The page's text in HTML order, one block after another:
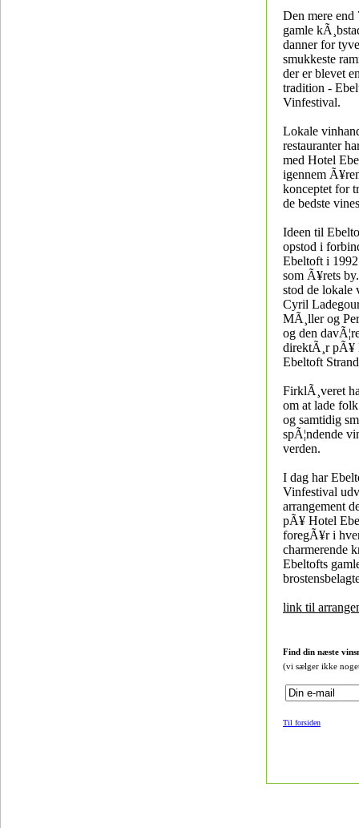
Den mere
gamle
danner for
smukkeste
der er blevet
tradition -
Vinfestival.
Lokale
restauranter
med Hotel
igennem
konceptet for
de bedste
Ideen til
opstod i
Ebeltoft i
som Ã¥rets
stod de lokale
Cyril
MÃ¸ller og
og den
direktÃ¸r pÃ¥
Ebeltoft
FirklÃ¸veret
om at lade
og samtidig
spÃ¦ndende
verden.
I dag har
Vinfestival
arrangement
pÃ¥ Hotel
foregÃ¥r i
charmerende
Ebeltofts
link til
Find din næste
(vi sælger ikke
Til forsiden